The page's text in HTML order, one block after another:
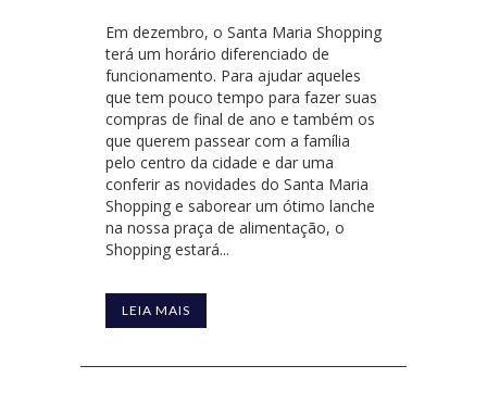
Em dezembro, o Santa Maria Shopping
terá um horário diferenciado de
funcionamento. Para ajudar aqueles
que tem pouco tempo para fazer suas
compras de final de ano e também os
que querem passear com a família
pelo centro da cidade e dar uma
conferir as novidades do Santa Maria
Shopping e saborear um ótimo lanche
na nossa praça de alimentação, o
Shopping estará...
LEIA MAIS